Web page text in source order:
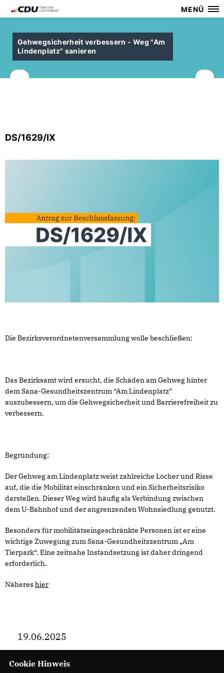
MENÜ
Gehwegsicherheit verbessern - Weg "Am
Lindenplatz" sanieren
DS/1629/IX
Die Bezirksverordnetenversammlung wolle beschließen:
Das Bezirksamt wird ersucht, die Schäden am Gehweg hinter
dem Sana-Gesundheitszentrum “Am Lindenplatz”
auszubessern, um die Gehwegsicherheit und Barrierefreiheit zu
verbessern.
Begründung:
Der Gehweg am Lindenplatz weist zahlreiche Löcher und Risse
auf, die die Mobilität einschränken und ein Sicherheitsrisiko
darstellen. Dieser Weg wird häufig als Verbindung zwischen
dem U-Bahnhof und der angrenzenden Wohnsiedlung genutzt.
Besonders für mobilitätseingeschränkte Personen ist er eine
wichtige Zuwegung zum Sana-Gesundheitszentrum „Am
Tierpark“. Eine zeitnahe Instandsetzung ist daher dringend
erforderlich.
Näheres hier
19.06.2025
Cookie Hinweis